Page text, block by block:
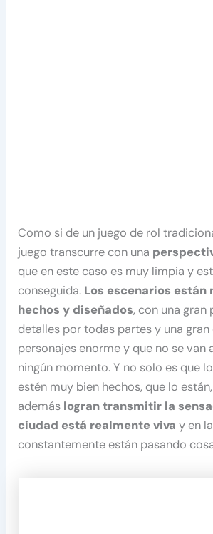
Como si de un juego de rol
juego transcurre con una
que en este caso es muy limpia y
conseguida. Los escenarios están
hechos y diseñados, con una gran
detalles por todas partes y una
personajes enorme y que no se van
ningún momento. Y no solo es que
estén muy bien hechos, que lo
además logran transmitir la
ciudad está realmente viva y en
constantemente están pasando